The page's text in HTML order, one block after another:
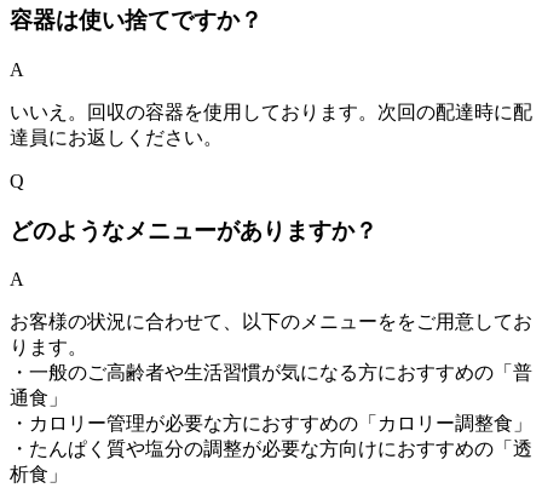
容器は使い捨てですか？
A
いいえ。回収の容器を使用しております。次回の配達時に配
達員にお返しください。
Q
どのようなメニューがありますか？
A
お客様の状況に合わせて、以下のメニューををご用意してお
ります。
・一般のご高齢者や生活習慣が気になる方におすすめの「普
通食」
・カロリー管理が必要な方におすすめの「カロリー調整食」
・たんぱく質や塩分の調整が必要な方向けにおすすめの「透
析食」